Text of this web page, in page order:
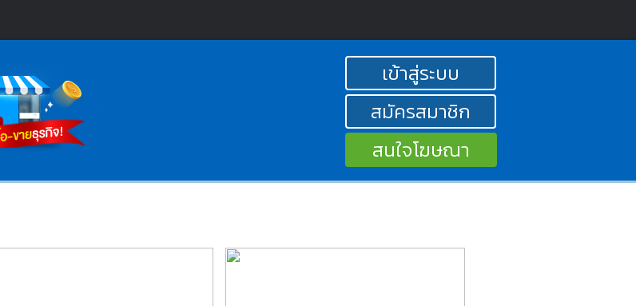
เข้าสู่ระบบ
สมัครสมาชิก
สนใจโฆษณา